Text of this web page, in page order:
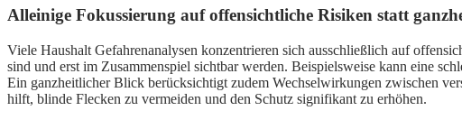
Alleinige Fokussierung auf offensichtliche Risiken statt
Viele Haushalt Gefahrenanalysen konzentrieren sich ausschließlich auf
sind und erst im Zusammenspiel sichtbar werden. Beispielsweise kann eine
Ein ganzheitlicher Blick berücksichtigt zudem Wechselwirkungen zwischen
hilft, blinde Flecken zu vermeiden und den Schutz signifikant zu erhöhen.